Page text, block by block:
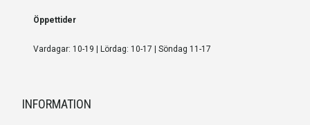
Öppettider
Vardagar: 10-19 | Lördag: 10-17 | Söndag 11-17
INFORMATION